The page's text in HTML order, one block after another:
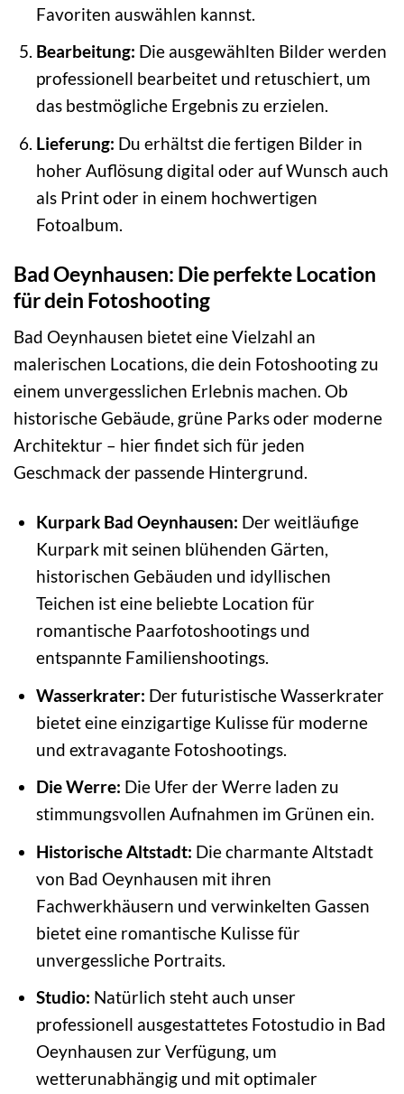
Favoriten auswählen kannst.
Bearbeitung: Die ausgewählten Bilder werden
professionell bearbeitet und retuschiert, um
das bestmögliche Ergebnis zu erzielen.
Lieferung: Du erhältst die fertigen Bilder in
hoher Auflösung digital oder auf Wunsch auch
als Print oder in einem hochwertigen
Fotoalbum.
Bad Oeynhausen: Die perfekte Location
für dein Fotoshooting
Bad Oeynhausen bietet eine Vielzahl an
malerischen Locations, die dein Fotoshooting zu
einem unvergesslichen Erlebnis machen. Ob
historische Gebäude, grüne Parks oder moderne
Architektur – hier findet sich für jeden
Geschmack der passende Hintergrund.
Kurpark Bad Oeynhausen: Der weitläufige
Kurpark mit seinen blühenden Gärten,
historischen Gebäuden und idyllischen
Teichen ist eine beliebte Location für
romantische Paarfotoshootings und
entspannte Familienshootings.
Wasserkrater: Der futuristische Wasserkrater
bietet eine einzigartige Kulisse für moderne
und extravagante Fotoshootings.
Die Werre: Die Ufer der Werre laden zu
stimmungsvollen Aufnahmen im Grünen ein.
Historische Altstadt: Die charmante Altstadt
von Bad Oeynhausen mit ihren
Fachwerkhäusern und verwinkelten Gassen
bietet eine romantische Kulisse für
unvergessliche Portraits.
Studio: Natürlich steht auch unser
professionell ausgestattetes Fotostudio in Bad
Oeynhausen zur Verfügung, um
wetterunabhängig und mit optimaler